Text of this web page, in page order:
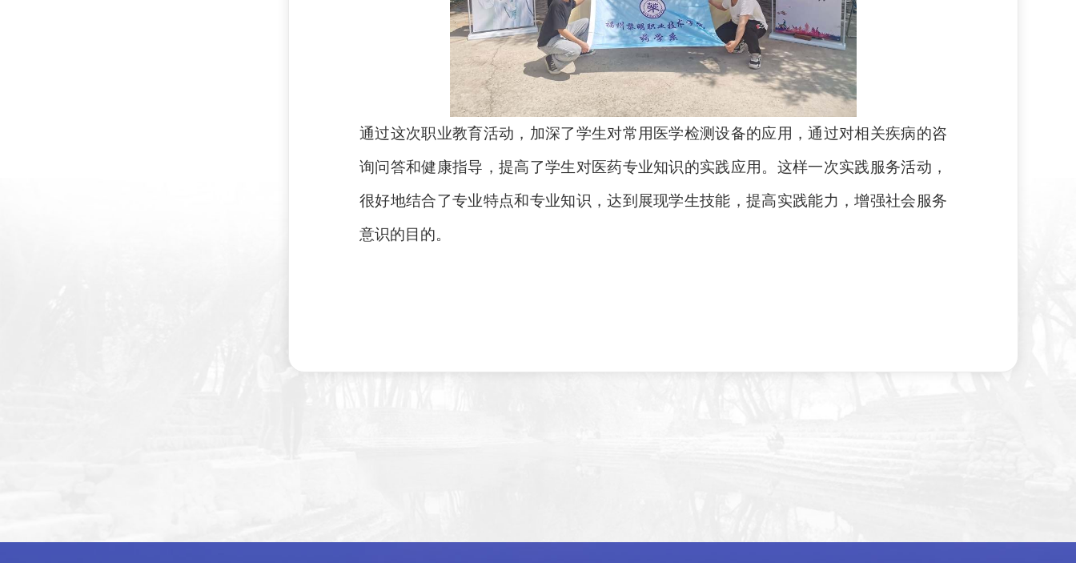
通过这次职业教育活动，加深了学生对常用医学检测设备的应用，通过对相关疾病的咨
询问答和健康指导，提高了学生对医药专业知识的实践应用。这样一次实践服务活动，
很好地结合了专业特点和专业知识，达到展现学生技能，提高实践能力，增强社会服务
意识的目的。